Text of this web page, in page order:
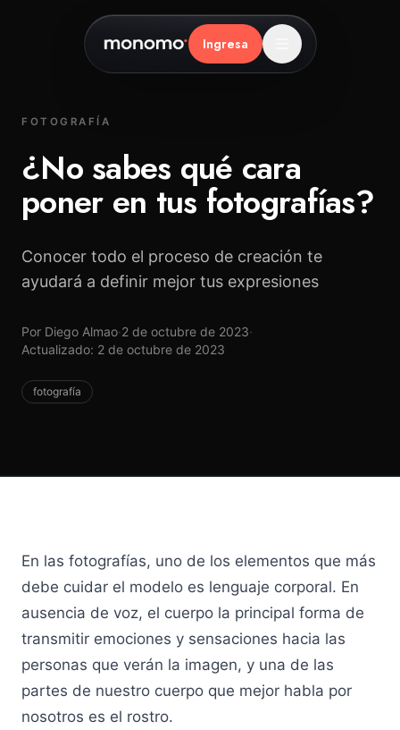
Ingresa
El grupo
La ejecución
Los resultados
100% autoservicio
¿Por qué funciona?
Blog
Crowdcasting vs influencers vs UGC
Para creadores
Agendar Demo
FOTOGRAFÍA
¿No sabes qué cara
poner en tus fotografías?
Conocer todo el proceso de creación te
ayudará a definir mejor tus expresiones
Por Diego Almao·2 de octubre de 2023·
Actualizado: 2 de octubre de 2023
fotografía
En las fotografías, uno de los elementos que más
debe cuidar el modelo es lenguaje corporal. En
ausencia de voz, el cuerpo la principal forma de
transmitir emociones y sensaciones hacia las
personas que verán la imagen, y una de las
partes de nuestro cuerpo que mejor habla por
nosotros es el rostro.